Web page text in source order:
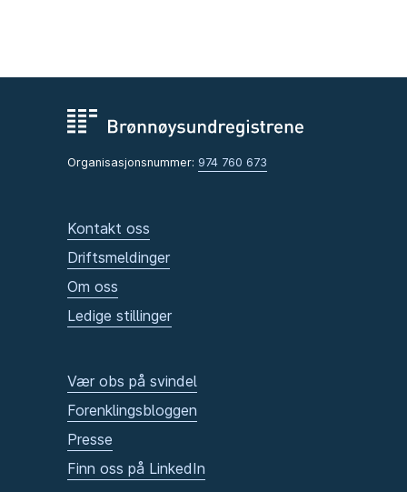
Organisasjonsnummer: 974 760 673
Kontakt oss
Driftsmeldinger
Om oss
Ledige stillinger
Vær obs på svindel
Forenklingsbloggen
Presse
Finn oss på LinkedIn